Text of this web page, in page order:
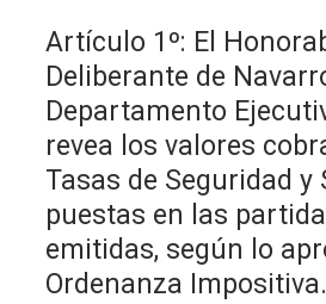
Artículo 1º: El
Deliberante de
Departamento
revea los valores
Tasas de Seguridad y
puestas en las
emitidas, según lo
Ordenanza